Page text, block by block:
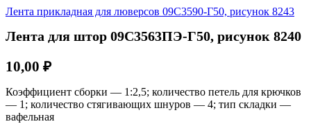
Лента прикладная для люверсов 09С3590-Г50, рисунок 8243
Лента для штор 09С3563ПЭ-Г50, рисунок 8240
10,00 ₽
Коэффициент сборки — 1:2,5; количество петель для крючков
— 1; количество стягивающих шнуров — 4; тип складки —
вафельная